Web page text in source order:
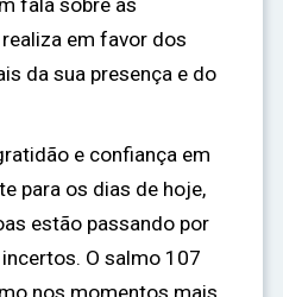
fala sobre as
em favor dos
da sua presença e do
e confiança em
para os dias de hoje,
estão passando por
O salmo 107
nos momentos mais